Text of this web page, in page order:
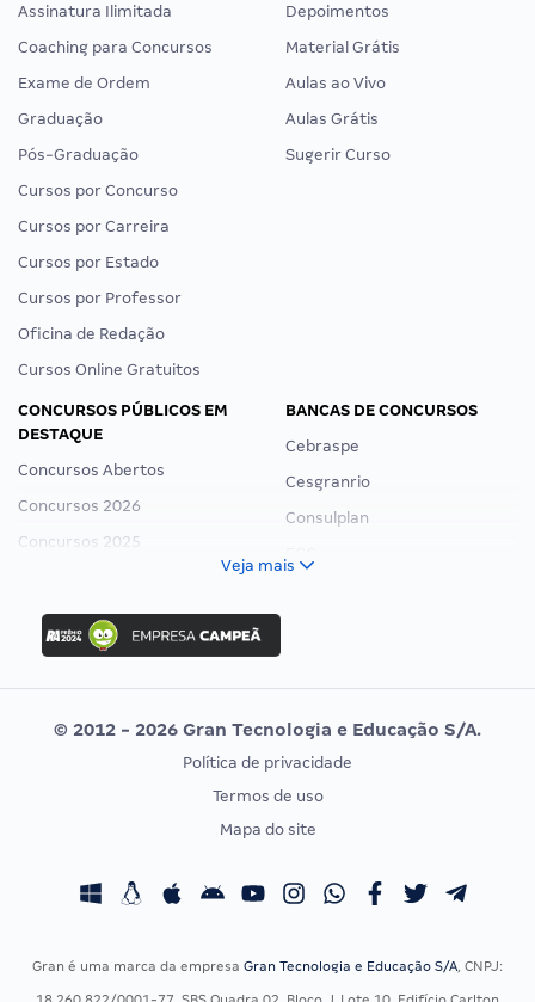
Assinatura Ilimitada
Coaching para Concursos
Exame de Ordem
Graduação
Pós-Graduação
Cursos por Concurso
Cursos por Carreira
Cursos por Estado
Cursos por Professor
Oficina de Redação
Cursos Online Gratuitos
Depoimentos
Material Grátis
Aulas ao Vivo
Aulas Grátis
Sugerir Curso
CONCURSOS PÚBLICOS EM
DESTAQUE
Concursos Abertos
Concursos 2026
Concursos 2025
Concurso Ibama
Concurso MPU
Editais publicados
BANCAS DE CONCURSOS
Cebraspe
Cesgranrio
Consulplan
Vunesp
CONCURSOS POR PROFISSÃO
Concursos Fiscais
EXAME DE ORDEM
Calendário OAB
Veja mais
© 2012 - 2026 Gran Tecnologia e Educação S/A.
Política de privacidade
Termos de uso
Mapa do site
Gran é uma marca da empresa Gran Tecnologia e Educação S/A, CNPJ: